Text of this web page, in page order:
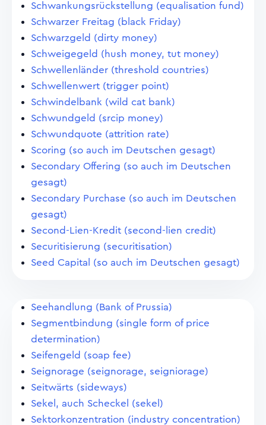
Schwankungsrückstellung (equalisation fund)
Schwarzer Freitag (black Friday)
Schwarzgeld (dirty money)
Schweigegeld (hush money, tut money)
Schwellenländer (threshold countries)
Schwellenwert (trigger point)
Schwindelbank (wild cat bank)
Schwundgeld (srcip money)
Schwundquote (attrition rate)
Scoring (so auch im Deutschen gesagt)
Secondary Offering (so auch im Deutschen
gesagt)
Secondary Purchase (so auch im Deutschen
gesagt)
Second-Lien-Kredit (second-lien credit)
Securitisierung (securitisation)
Seed Capital (so auch im Deutschen gesagt)
Seehandlung (Bank of Prussia)
Segmentbindung (single form of price
determination)
Seifengeld (soap fee)
Seignorage (seignorage, seigniorage)
Seitwärts (sideways)
Sekel, auch Scheckel (sekel)
Sektorkonzentration (industry concentration)